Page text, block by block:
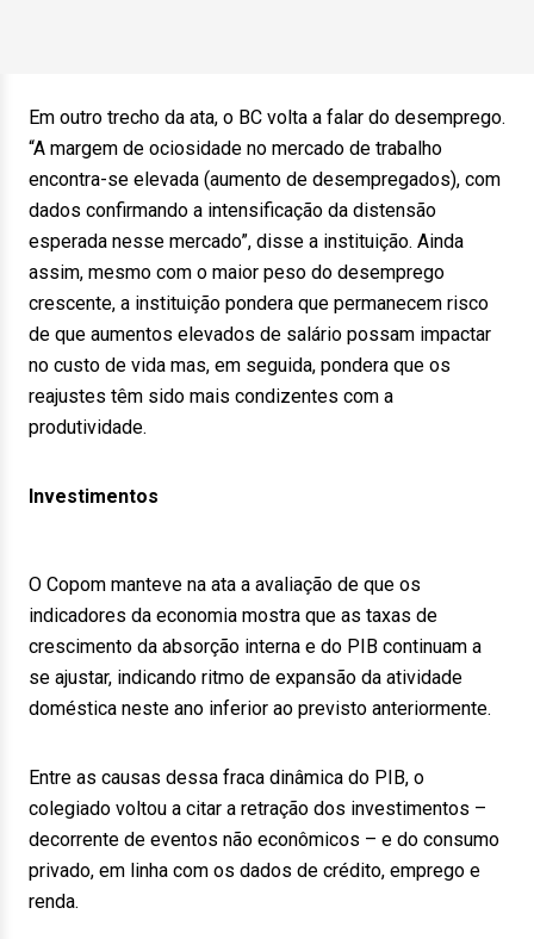
Em outro trecho da ata, o BC volta a falar do desemprego.
“A margem de ociosidade no mercado de trabalho
encontra-se elevada (aumento de desempregados), com
dados confirmando a intensificação da distensão
esperada nesse mercado”, disse a instituição. Ainda
assim, mesmo com o maior peso do desemprego
crescente, a instituição pondera que permanecem risco
de que aumentos elevados de salário possam impactar
no custo de vida mas, em seguida, pondera que os
reajustes têm sido mais condizentes com a
produtividade.
Investimentos
O Copom manteve na ata a avaliação de que os
indicadores da economia mostra que as taxas de
crescimento da absorção interna e do PIB continuam a
se ajustar, indicando ritmo de expansão da atividade
doméstica neste ano inferior ao previsto anteriormente.
Entre as causas dessa fraca dinâmica do PIB, o
colegiado voltou a citar a retração dos investimentos –
decorrente de eventos não econômicos – e do consumo
privado, em linha com os dados de crédito, emprego e
renda.